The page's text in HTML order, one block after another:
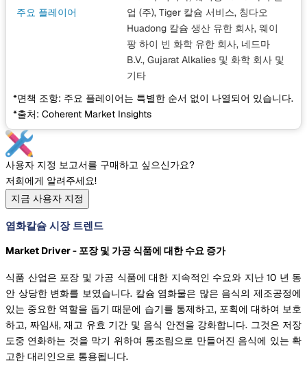
주요 플레이어
업 (주), Tiger 칼슘 서비스, 칭다오
Huadong 칼슘 생산 유한 회사, 웨이
팡 하이 빈 화학 유한 회사, 네드마
B.V., Gujarat Alkalies 및 화학 회사 및
기타
*면책 조항: 주요 플레이어는 특별한 순서 없이 나열되어 있습니다.
*출처: Coherent Market Insights
사용자 지정 보고서를 구매하고 싶으신가요?
저희에게 알려주세요!
지금 사용자 지정
염화칼슘 시장 트렌드
Market Driver - 포장 및 가공 식품에 대한 수요 증가
식품 산업은 포장 및 가공 식품에 대한 지속적인 수요와 지난 10 년 동
안 상당한 변화를 보였습니다. 칼슘 염화물은 많은 음식의 제조공정에
있는 중요한 역할을 돕기 때문에 습기를 통제하고, 포획에 대하여 보호
하고, 짜임새, 재고 유효 기간 및 음식 안전을 강화합니다. 그것은 저장
도중 연화하는 것을 막기 위하여 통조림으로 만들어진 음식에 있는 확
고한 대리인으로 통용됩니다.